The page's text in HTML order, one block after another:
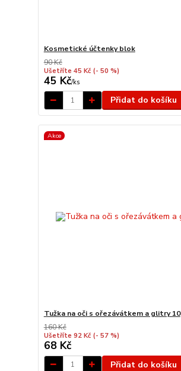
Kosmetické účtenky blok
90 Kč
Ušetříte 45 Kč (- 50 %)
45 Kč/ks
Přidat do košíku
Akce
Tužka na oči s ořezávátkem a glitry 10
160 Kč
Ušetříte 92 Kč (- 57 %)
68 Kč
Přidat do košíku